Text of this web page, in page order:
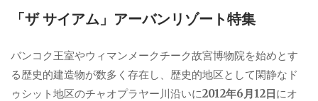
「ザ サイアム」アーバンリゾート特集
バンコク王室やウィマンメークチーク故宮博物院を始めとす
る歴史的建造物が数多く存在し、歴史的地区として閑静なド
ゥシット地区のチャオプラヤー川沿いに2012年6月12日にオ